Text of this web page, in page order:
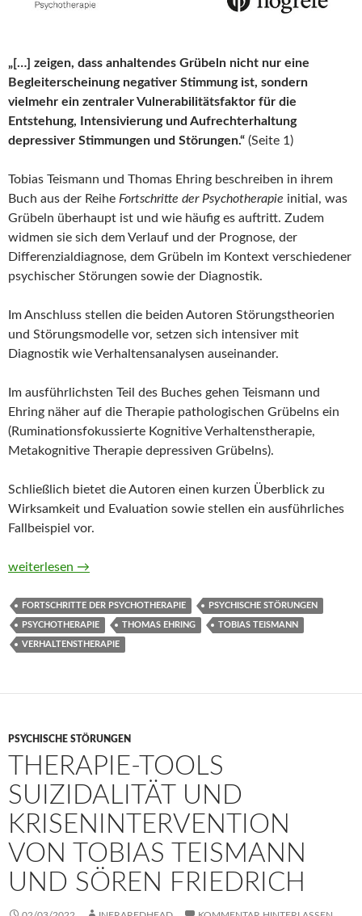
„[…] zeigen, dass anhaltendes Grübeln nicht nur eine
Begleiterscheinung negativer Stimmung ist, sondern
vielmehr ein zentraler Vulnerabilitätsfaktor für die
Entstehung, Intensivierung und Aufrechterhaltung
depressiver Stimmungen und Störungen.“ (Seite 1)
Tobias Teismann und Thomas Ehring beschreiben in ihrem
Buch aus der Reihe Fortschritte der Psychotherapie initial, was
Grübeln überhaupt ist und wie häufig es auftritt. Zudem
widmen sie sich dem Verlauf und der Prognose, der
Differenzialdiagnose, dem Grübeln im Kontext verschiedener
psychischer Störungen sowie der Diagnostik.
Im Anschluss stellen die beiden Autoren Störungstheorien
und Störungsmodelle vor, setzen sich intensiver mit
Diagnostik wie Verhaltensanalysen auseinander.
Im ausführlichsten Teil des Buches gehen Teismann und
Ehring näher auf die Therapie pathologischen Grübelns ein
(Ruminationsfokussierte Kognitive Verhaltenstherapie,
Metakognitive Therapie depressiven Grübelns).
Schließlich bietet die Autoren einen kurzen Überblick zu
Wirksamkeit und Evaluation sowie stellen ein ausführliches
Fallbeispiel vor.
Pathologisches Grübeln (Fortschritte der Psychotherapie) von
weiterlesen →
FORTSCHRITTE DER PSYCHOTHERAPIE PSYCHISCHE STÖRUNGEN
PSYCHOTHERAPIE THOMAS EHRING TOBIAS TEISMANN
VERHALTENSTHERAPIE
PSYCHISCHE STÖRUNGEN
THERAPIE-TOOLS
SUIZIDALITÄT UND
KRISENINTERVENTION
VON TOBIAS TEISMANN
UND SÖREN FRIEDRICH